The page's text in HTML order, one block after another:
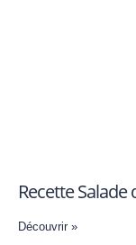
Recette
Découvrir »